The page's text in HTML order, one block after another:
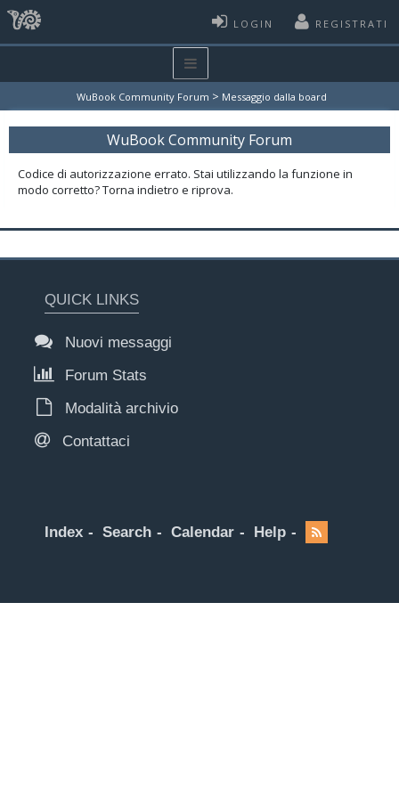
LOGIN REGISTRATI
WuBook Community Forum > Messaggio dalla board
WuBook Community Forum
Codice di autorizzazione errato. Stai utilizzando la funzione in
modo corretto? Torna indietro e riprova.
QUICK LINKS
Nuovi messaggi
Forum Stats
Modalità archivio
Contattaci
Index Search Calendar Help